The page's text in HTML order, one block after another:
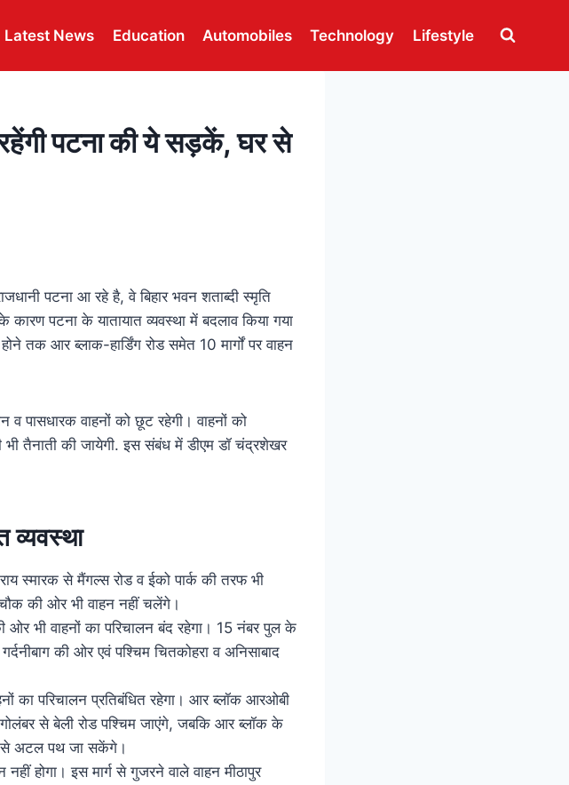
Latest News Education Automobiles Technology Lifestyle
पटना की ये सड़कें, घर से
पटना आ रहे है, वे बिहार भवन शताब्दी स्मृति
पटना के यातायात व्यवस्था में बदलाव किया गया
तक आर ब्लाक-हार्डिंग रोड समेत 10 मार्गों पर वाहन
पासधारक वाहनों को छूट रहेगी। वाहनों को
तैनाती की जायेगी. इस संबंध में डीएम डॉ चंद्रशेखर
व्यवस्था
राय स्मारक से मैंगल्स रोड व ईको पार्क की तरफ भी
की ओर भी वाहन नहीं चलेंगे।
भी वाहनों का परिचालन बंद रहेगा। 15 नंबर पुल के
की ओर एवं पश्चिम चितकोहरा व अनिसाबाद
का परिचालन प्रतिबंधित रहेगा। आर ब्लॉक आरओबी
से बेली रोड पश्चिम जाएंगे, जबकि आर ब्लॉक के
से अटल पथ जा सकेंगे।
होगा। इस मार्ग से गुजरने वाले वाहन मीठापुर